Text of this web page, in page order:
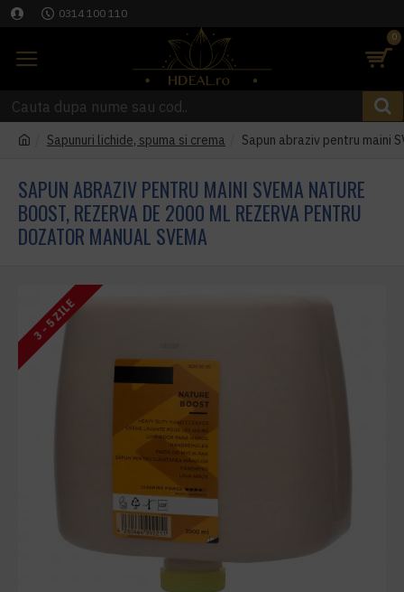
0314 100 110
0
Sapunuri lichide, spuma si crema Sapun abraziv pentru maini
SAPUN ABRAZIV PENTRU MAINI SVEMA NATURE
BOOST, REZERVA DE 2000 ML REZERVA PENTRU
DOZATOR MANUAL SVEMA
3 - 5 ZILE